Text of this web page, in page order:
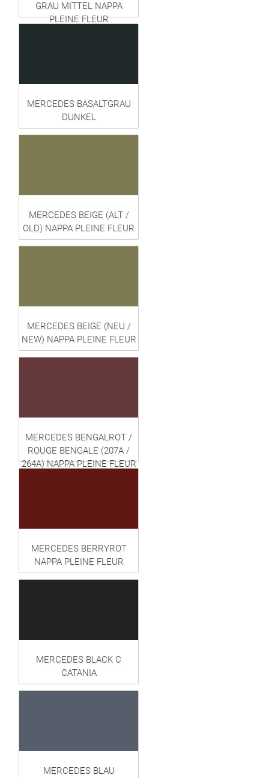
GRAU MITTEL NAPPA
PLEINE FLEUR
MERCEDES BASALTGRAU
DUNKEL
MERCEDES BEIGE (ALT /
OLD) NAPPA PLEINE FLEUR
MERCEDES BEIGE (NEU /
NEW) NAPPA PLEINE FLEUR
MERCEDES BENGALROT /
ROUGE BENGALE (207A /
264A) NAPPA PLEINE FLEUR
MERCEDES BERRYROT
NAPPA PLEINE FLEUR
MERCEDES BLACK C
CATANIA
MERCEDES BLAU